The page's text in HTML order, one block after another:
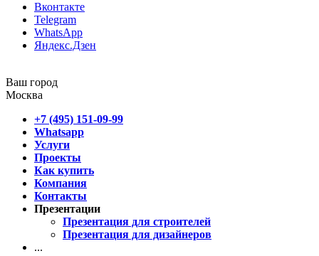
Вконтакте
Telegram
WhatsApp
Яндекс.Дзен
Ваш город
Москва
+7 (495) 151-09-99
Whatsapp
Услуги
Проекты
Как купить
Компания
Контакты
Презентации
Презентация для строителей
Презентация для дизайнеров
...